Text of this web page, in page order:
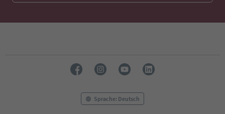
Sprache: Deutsch